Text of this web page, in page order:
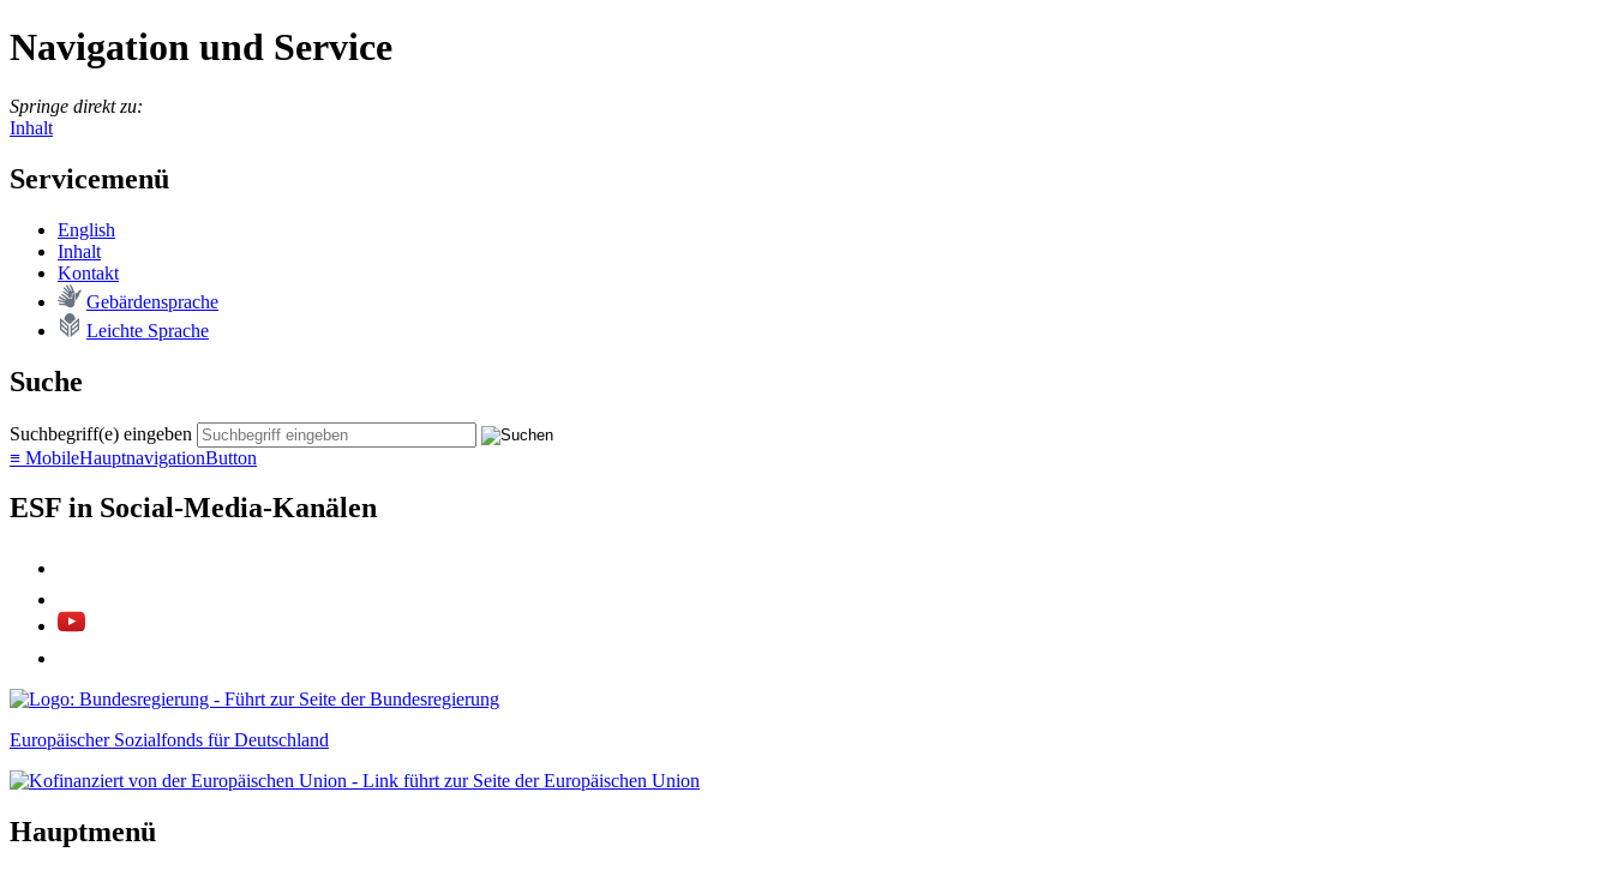
Navigation und Service
Springe direkt zu:
Inhalt
Servicemenü
English
In­halt
Kon­takt
Ge­bär­den­spra­che
Leich­te Spra­che
Suche
Suchbegriff(e) eingeben
≡ MobileHauptnavigationButton
ESF in Social-Media-Kanälen
Europäischer Sozialfonds für Deutschland
Hauptmenü